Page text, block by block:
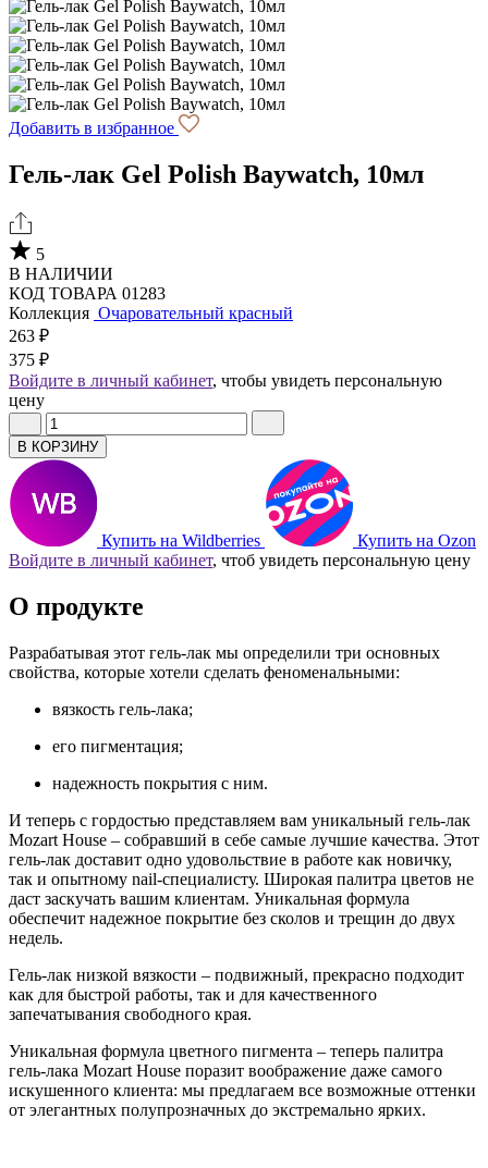
Добавить в избранное
Гель-лак Gel Polish Baywatch, 10мл
5
В НАЛИЧИИ
КОД ТОВАРА 01283
Коллекция Очаровательный красный
263 ₽
375 ₽
Войдите в личный кабинет, чтобы увидеть персональную
цену
В КОРЗИНУ
Купить на Wildberries
Купить на Ozon
Войдите в личный кабинет, чтоб увидеть персональную цену
О продукте
Разрабатывая этот гель-лак мы определили три основных
свойства, которые хотели сделать феноменальными:
вязкость гель-лака;
его пигментация;
надежность покрытия с ним.
И теперь с гордостью представляем вам уникальный гель-лак
Mozart House – собравший в себе самые лучшие качества. Этот
гель-лак доставит одно удовольствие в работе как новичку,
так и опытному nail-специалисту. Широкая палитра цветов не
даст заскучать вашим клиентам. Уникальная формула
обеспечит надежное покрытие без сколов и трещин до двух
недель.
Гель-лак низкой вязкости – подвижный, прекрасно подходит
как для быстрой работы, так и для качественного
запечатывания свободного края.
Уникальная формула цветного пигмента – теперь палитра
гель-лака Mozart House поразит воображение даже самого
искушенного клиента: мы предлагаем все возможные оттенки
от элегантных полупрозначных до экстремально ярких.